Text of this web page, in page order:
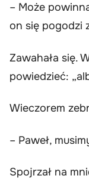
– Może
on się pogodzi
Zawahała się.
powiedzieć:
Wieczorem
– Paweł,
Spojrzał na